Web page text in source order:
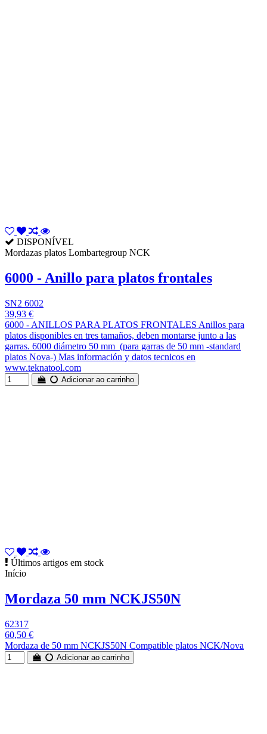
DISPONÍVEL
Mordazas platos Lombartegroup NCK
6000 - Anillo para platos frontales
SN2 6002
39,93 €
6000 - ANILLOS PARA PLATOS FRONTALES Anillos para
platos disponibles en tres tamaños, deben montarse junto a las
garras. 6000 diámetro 50 mm (para garras de 50 mm -standard
platos Nova-) Mas información y datos tecnicos en
www.teknatool.com
Adicionar ao carrinho
Últimos artigos em stock
Início
Mordaza 50 mm NCKJS50N
62317
60,50 €
Mordaza de 50 mm NCKJS50N Compatible platos NCK/Nova
Adicionar ao carrinho